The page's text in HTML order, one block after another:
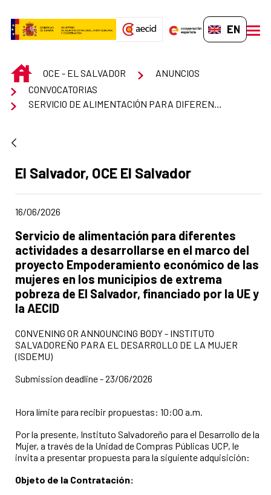
EN-GB
INICIOOCE - EL SALVADOR
ANUNCIOS
CONVOCATORIAS
Ad section:
El Salvador, OCE El Salvador
Date of publication of the news item
16/06/2026
Title of the announcement:
Servicio de alimentación para diferentes
actividades a desarrollarse en el marco del
proyecto Empoderamiento económico de las
mujeres en los municipios de extrema
pobreza de El Salvador, financiado por la UE y
la AECID
CONVENING OR ANNOUNCING BODY - INSTITUTO
SALVADOREÑO PARA EL DESARROLLO DE LA MUJER
(ISDEMU)
Submission deadline - 23/06/2026
Hora límite para recibir propuestas: 10:00 a.m.
Por la presente, Instituto Salvadoreño para el Desarrollo de la
Mujer, a través de la Unidad de Compras Públicas UCP, le
invita a presentar propuesta para la siguiente adquisición:
Objeto de la Contratación: